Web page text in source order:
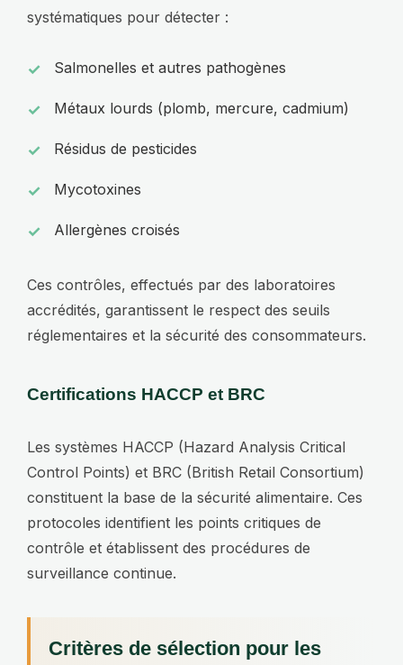
systématiques pour détecter :
Salmonelles et autres pathogènes
Métaux lourds (plomb, mercure, cadmium)
Résidus de pesticides
Mycotoxines
Allergènes croisés
Ces contrôles, effectués par des laboratoires
accrédités, garantissent le respect des seuils
réglementaires et la sécurité des consommateurs.
Certifications HACCP et BRC
Les systèmes HACCP (Hazard Analysis Critical
Control Points) et BRC (British Retail Consortium)
constituent la base de la sécurité alimentaire. Ces
protocoles identifient les points critiques de
contrôle et établissent des procédures de
surveillance continue.
Critères de sélection pour les